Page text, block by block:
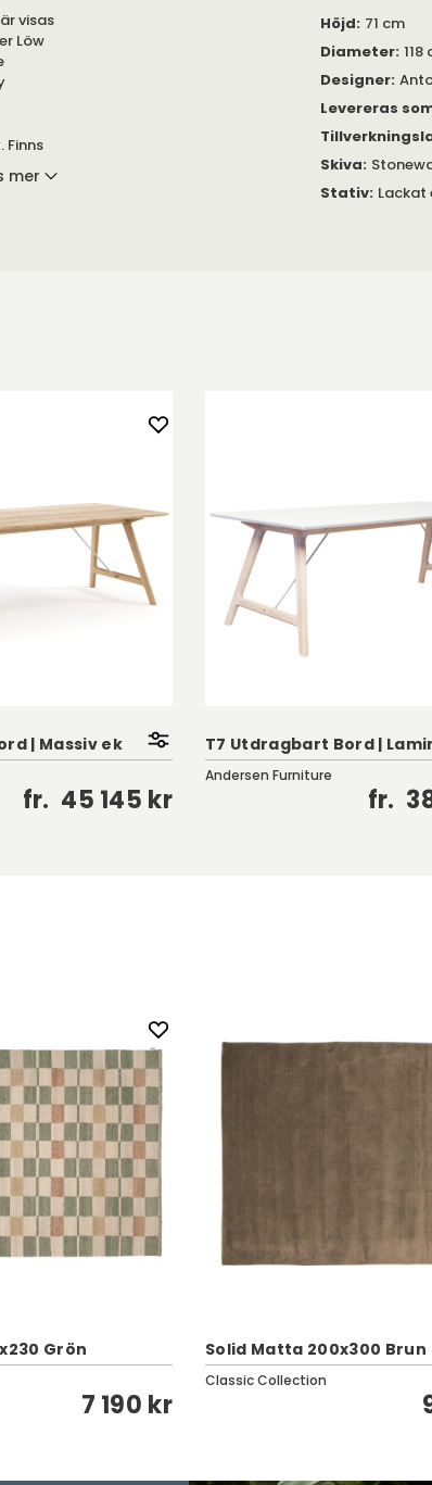
visas
Löw
mer
Höjd: 71 cm
Diameter: 118
Designer:
Levereras
Skiva:
Stativ:
| Massiv ek
fr. 45 145 kr
T7 Utdragbart Bord |
Andersen Furniture
fr.
Grön
7 190 kr
Solid Matta 200x300 Brun
Classic Collection